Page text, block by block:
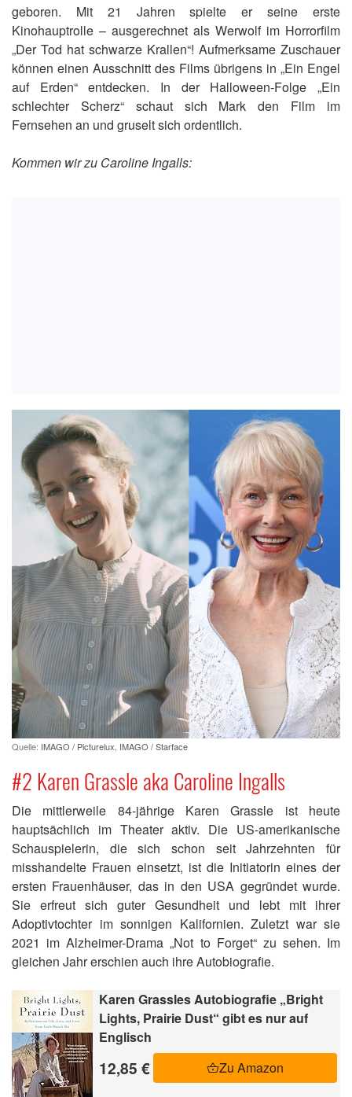
geboren. Mit 21 Jahren spielte er seine erste
Kinohauptrolle – ausgerechnet als Werwolf im Horrorfilm
„Der Tod hat schwarze Krallen“! Aufmerksame Zuschauer
können einen Ausschnitt des Films übrigens in „Ein Engel
auf Erden“ entdecken. In der Halloween-Folge „Ein
schlechter Scherz“ schaut sich Mark den Film im
Fernsehen an und gruselt sich ordentlich.
Kommen wir zu Caroline Ingalls:
Quelle: IMAGO / Picturelux, IMAGO / Starface
#2 Karen Grassle aka Caroline Ingalls
Die mittlerweile 84-jährige Karen Grassle ist heute
hauptsächlich im Theater aktiv. Die US-amerikanische
Schauspielerin, die sich schon seit Jahrzehnten für
misshandelte Frauen einsetzt, ist die Initiatorin eines der
ersten Frauenhäuser, das in den USA gegründet wurde.
Sie erfreut sich guter Gesundheit und lebt mit ihrer
Adoptivtochter im sonnigen Kalifornien. Zuletzt war sie
2021 im Alzheimer-Drama „Not to Forget“ zu sehen. Im
gleichen Jahr erschien auch ihre Autobiografie.
Karen Grassles Autobiografie „Bright
Lights, Prairie Dust“ gibt es nur auf
Englisch
12,85 € Zu Amazon